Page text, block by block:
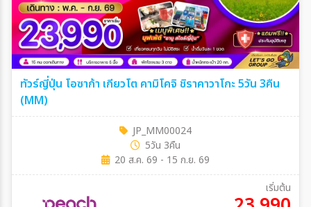
ทัวร์ญี่ปุ่น โอซาก้า เกียวโต คามิโคจิ ชิราคาวาโกะ 5วัน 3คืน
(MM)
JP_MM00024
5วัน 3คืน
20 ส.ค. 69 - 15 ก.ย. 69
เริ่มต้น